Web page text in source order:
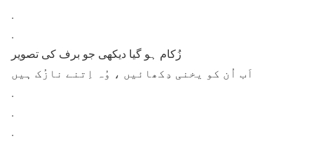
.
.
زُکام ہو گیا دیکھی جو برف کی تصویر
اَب اُن کو یخنی دِکھائیں ، وُہ اِتنے نازُک ہیں
.
.
.